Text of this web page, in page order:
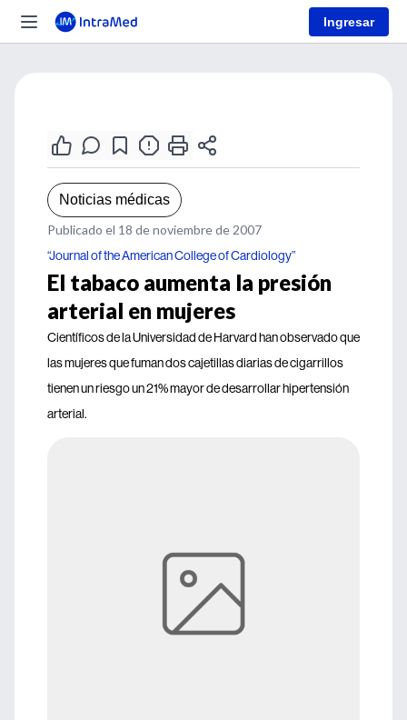
Ingresar
Noticias médicas
Publicado el 18 de noviembre de 2007
“Journal of the American College of Cardiology”
El tabaco aumenta la presión
arterial en mujeres
Científicos de la Universidad de Harvard han observado que
las mujeres que fuman dos cajetillas diarias de cigarrillos
tienen un riesgo un 21% mayor de desarrollar hipertensión
arterial.